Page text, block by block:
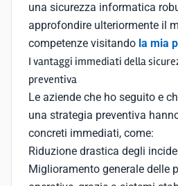
una sicurezza informatica
approfondire ulteriormente il
competenze visitando la mia
I vantaggi immediati della
preventiva
Le aziende che ho seguito e
una strategia preventiva
concreti immediati, come:
Riduzione drastica degli
Miglioramento generale delle